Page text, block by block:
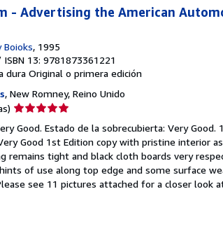
- Advertising the American
Boioks, 1995
ISBN 13: 9781873361221
dura Original o primera edición
, New Romney, Reino Unido
Calificación
vendedor:
5
de
5
estrellas
Good. Estado de la sobrecubierta: Very
Good 1st Edition copy with pristine interior
remains tight and black cloth boards very
of use along top edge and some surface
see 11 pictures attached for a closer look